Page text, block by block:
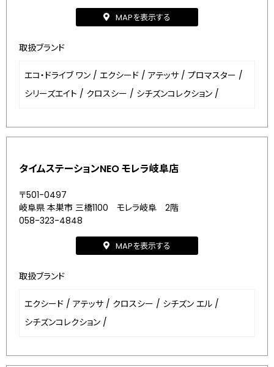
MAPを表示する
取扱ブランド
エコ・ドライブ ワン / エクシード / アテッサ / プロマスター /
シリーズエイト / クロスシー / シチズンコレクション /
タイムステーションNEO モレラ岐阜店
〒501-0497
岐阜県 本巣市 三橋1100 モレラ岐阜 2階
058-323-4848
MAPを表示する
取扱ブランド
エクシード / アテッサ / クロスシー / シチズン エル /
シチズンコレクション /